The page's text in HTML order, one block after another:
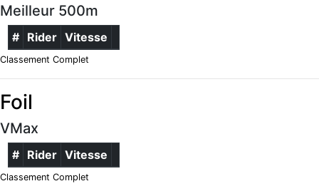
Meilleur 500m
# Rider Vitesse
Classement Complet
Foil
VMax
# Rider Vitesse
Classement Complet